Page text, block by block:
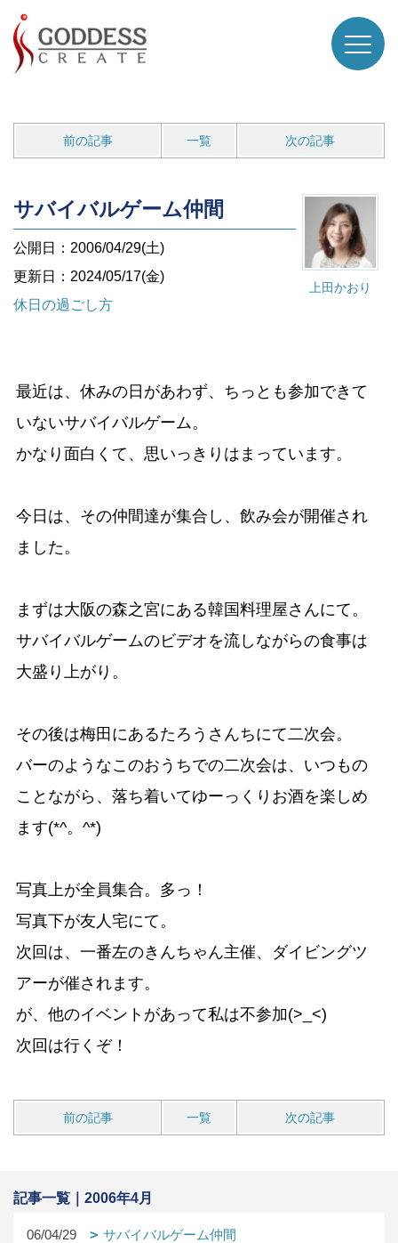
前の記事 一覧 次の記事
上田かおり
サバイバルゲーム仲間
公開日：2006/04/29(土)
更新日：2024/05/17(金)
休日の過ごし方
最近は、休みの日があわず、ちっとも参加できて
いないサバイバルゲーム。
かなり面白くて、思いっきりはまっています。
今日は、その仲間達が集合し、飲み会が開催され
ました。
まずは大阪の森之宮にある韓国料理屋さんにて。
サバイバルゲームのビデオを流しながらの食事は
大盛り上がり。
その後は梅田にあるたろうさんちにて二次会。
バーのようなこのおうちでの二次会は、いつもの
ことながら、落ち着いてゆーっくりお酒を楽しめ
ます(*^。^*)
写真上が全員集合。多っ！
写真下が友人宅にて。
次回は、一番左のきんちゃん主催、ダイビングツ
アーが催されます。
が、他のイベントがあって私は不参加(>_<)
次回は行くぞ！
前の記事 一覧 次の記事
記事一覧｜2006年4月
06/04/29 サバイバルゲーム仲間